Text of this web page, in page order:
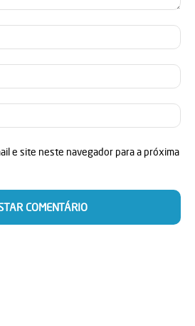
E-
e site neste navegador para a próxima